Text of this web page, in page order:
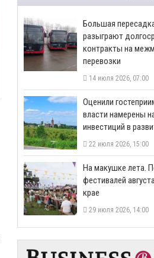
Большая
разыграют
контракты на
перевозки
14 июля 2026, 07:00
Оценили
власти намерены
инвестиций в
22 июля 2026, 15:00
На макушке лета.
фестивалей
крае
29 июля 2026, 14:00